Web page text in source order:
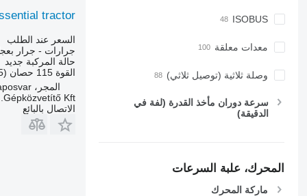
6410
6520
6600
6610
6800
6810
8740
ISOBUS
معدات معلقة
وصلة ثلاثية (توصيل ثلاثي)
سرعة دوران مأخذ القدرة (لفة في
الدقيقة)
المحرك، علبة السرعات
ماركة المحرك
tractor
السعر عند الطلب
جرارات - جرار
حالة المركبة جديد
القوة 115 حصان (85 kW)
المجر، Kaposvar
Gépközvetítő Kft.
الاتصال بالبائع